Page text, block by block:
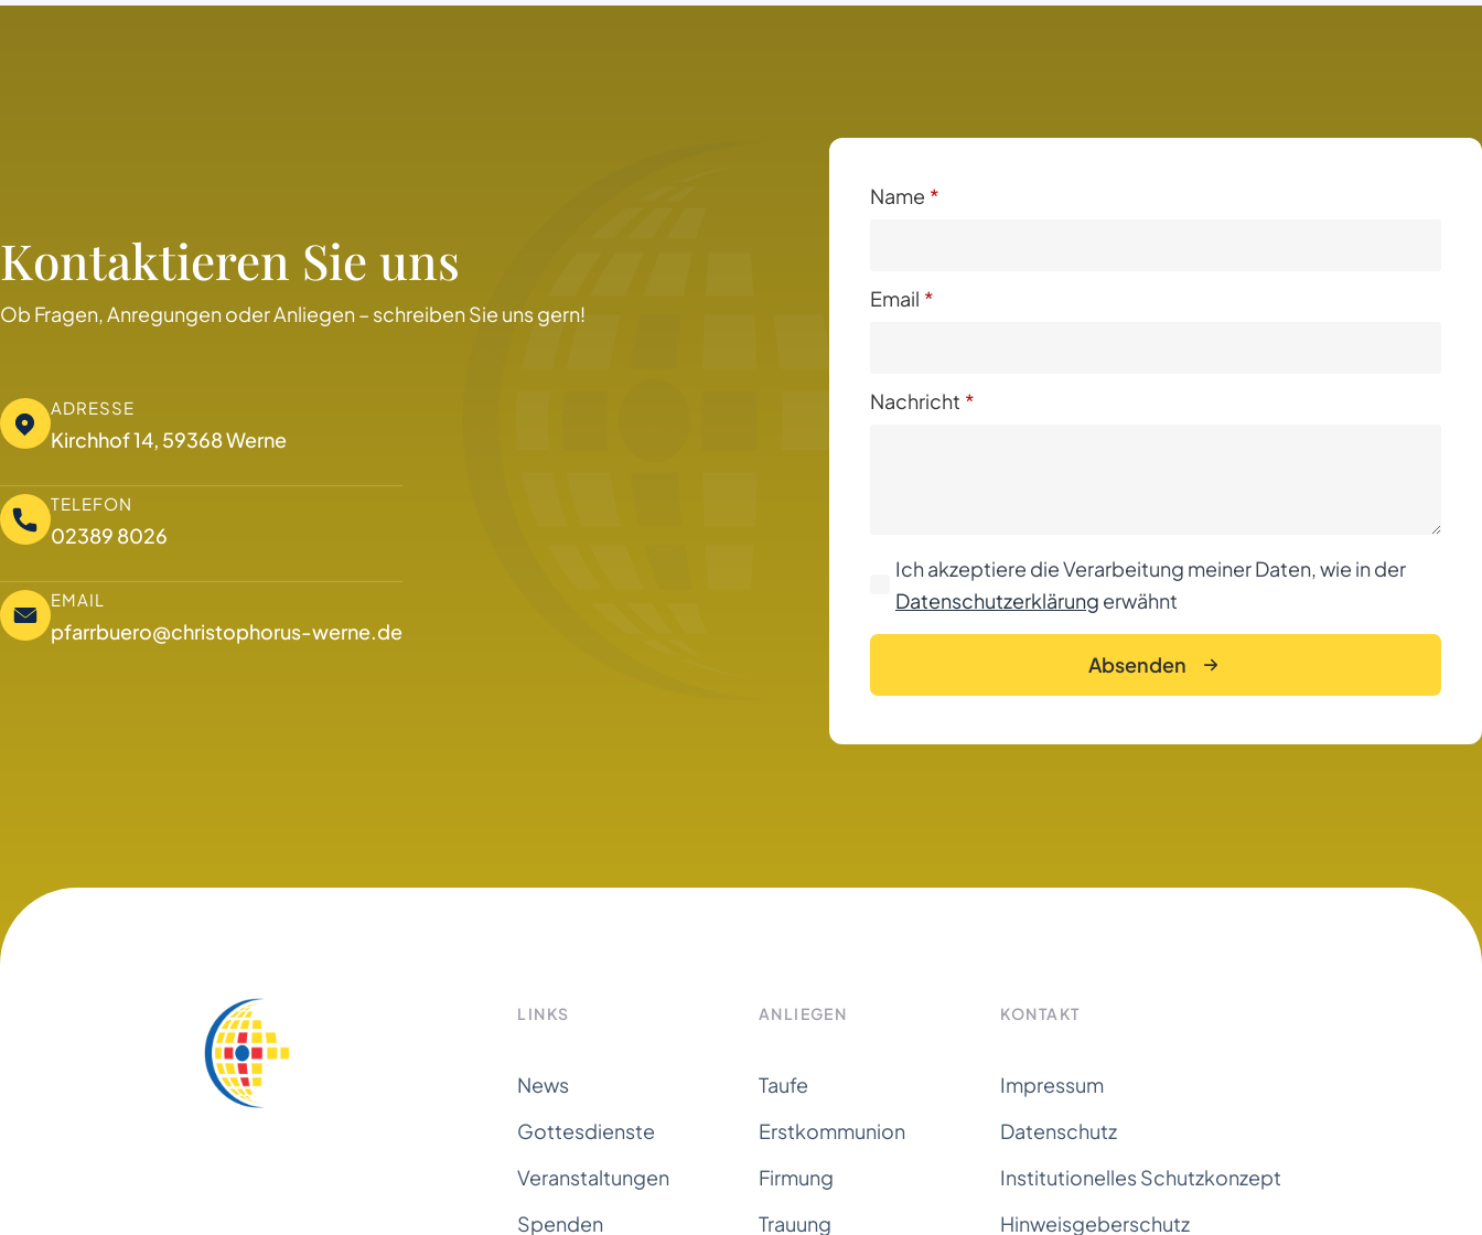
Kontaktieren Sie uns
Ob Fragen, Anregungen oder Anliegen – schreiben Sie uns gern!
ADRESSE
Kirchhof 14, 59368 Werne
TELEFON
02389 8026
EMAIL
pfarrbuero@christophorus-werne.de
Name *
Email *
Nachricht *
Ich akzeptiere die Verarbeitung meiner Daten, wie in der
Datenschutzerklärung erwähnt
Absenden
LINKS
News
Gottesdienste
Veranstaltungen
Spenden
ANLIEGEN
Taufe
Erstkommunion
Firmung
Trauung
KONTAKT
Impressum
Datenschutz
Institutionelles Schutzkonzept
Hinweisgeberschutz